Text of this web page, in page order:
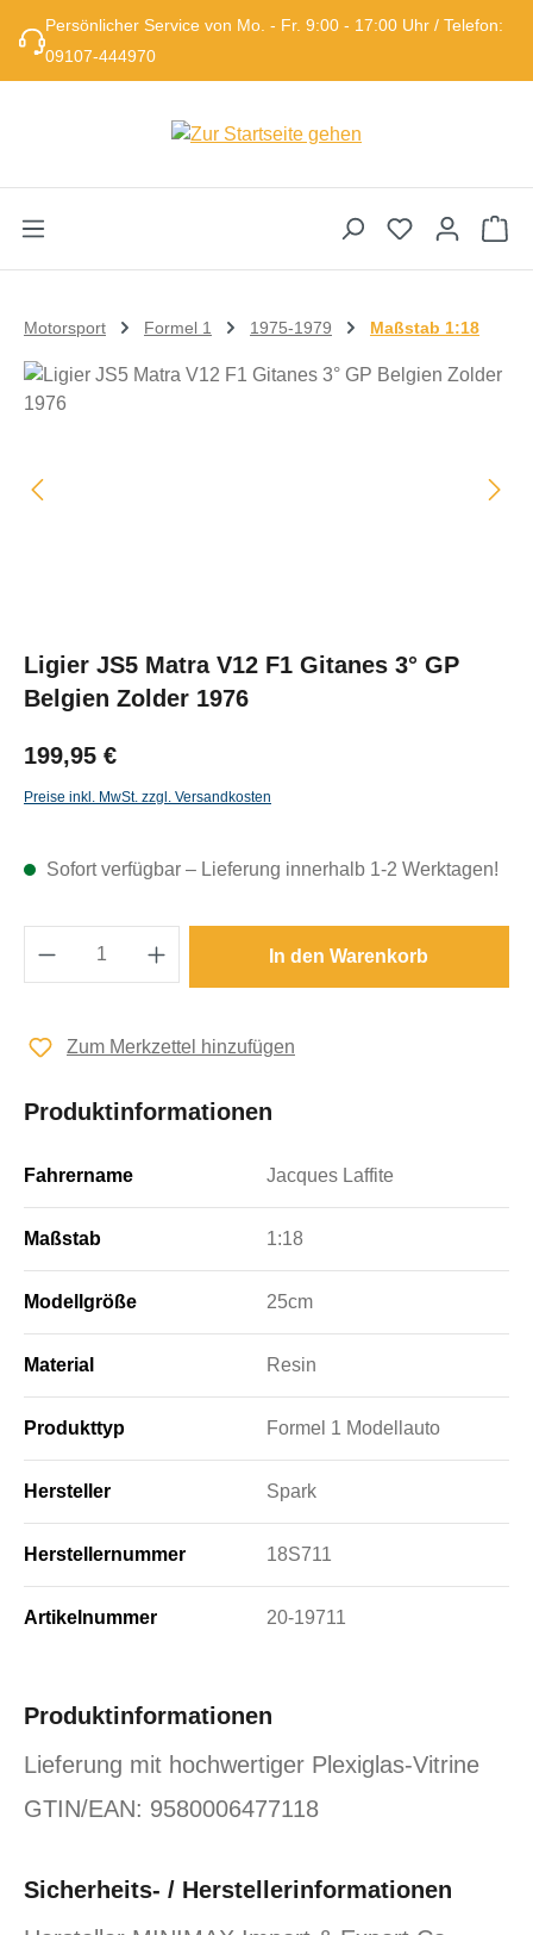
Zum Hauptinhalt springen
Persönlicher Service von Mo. - Fr. 9:00 - 17:00 Uhr / Telefon:
09107-444970
Motorsport Formel 1 1975-1979 Maßstab 1:18
Bildergalerie überspringen
Ligier JS5 Matra V12 F1 Gitanes 3° GP
Belgien Zolder 1976
199,95 €
Preise inkl. MwSt. zzgl. Versandkosten
Sofort verfügbar – Lieferung innerhalb 1-2 Werktagen!
Produkt Anzahl: Gib den gewünschten
In den Warenkorb
Zum Merkzettel hinzufügen
Produktinformationen
Fahrername Jacques Laffite
Maßstab 1:18
Modellgröße 25cm
Material Resin
Produkttyp Formel 1 Modellauto
Hersteller Spark
Herstellernummer 18S711
Artikelnummer 20-19711
Produktinformationen
Lieferung mit hochwertiger Plexiglas-Vitrine
GTIN/EAN: 9580006477118
Sicherheits- / Herstellerinformationen